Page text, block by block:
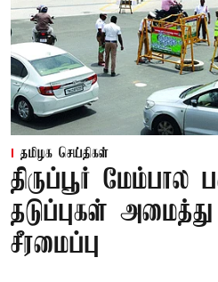
தமிழக செய்திகள்
திருப்பூர் மேம்பால
தடுப்புகள்
சீரமைப்பு